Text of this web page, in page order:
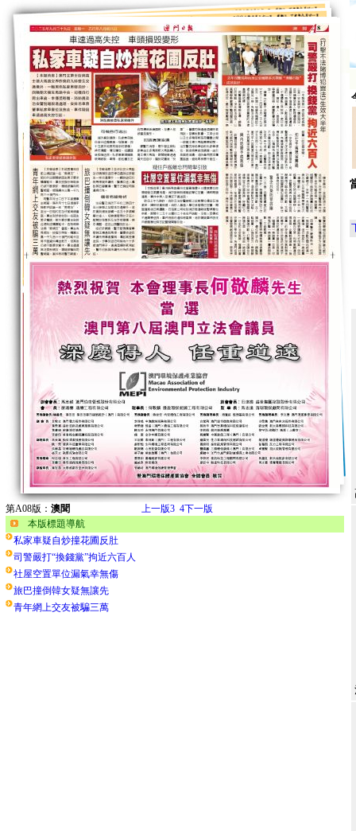
第A08版： 澳聞 上一版3 4下一版
本版標題導航
私家車疑自炒撞花圃反肚
司警嚴打“換錢黨”拘近六百人
社屋空置單位漏氣幸無傷
旅巴撞倒韓女疑無讓先
青年網上交友被騙三萬